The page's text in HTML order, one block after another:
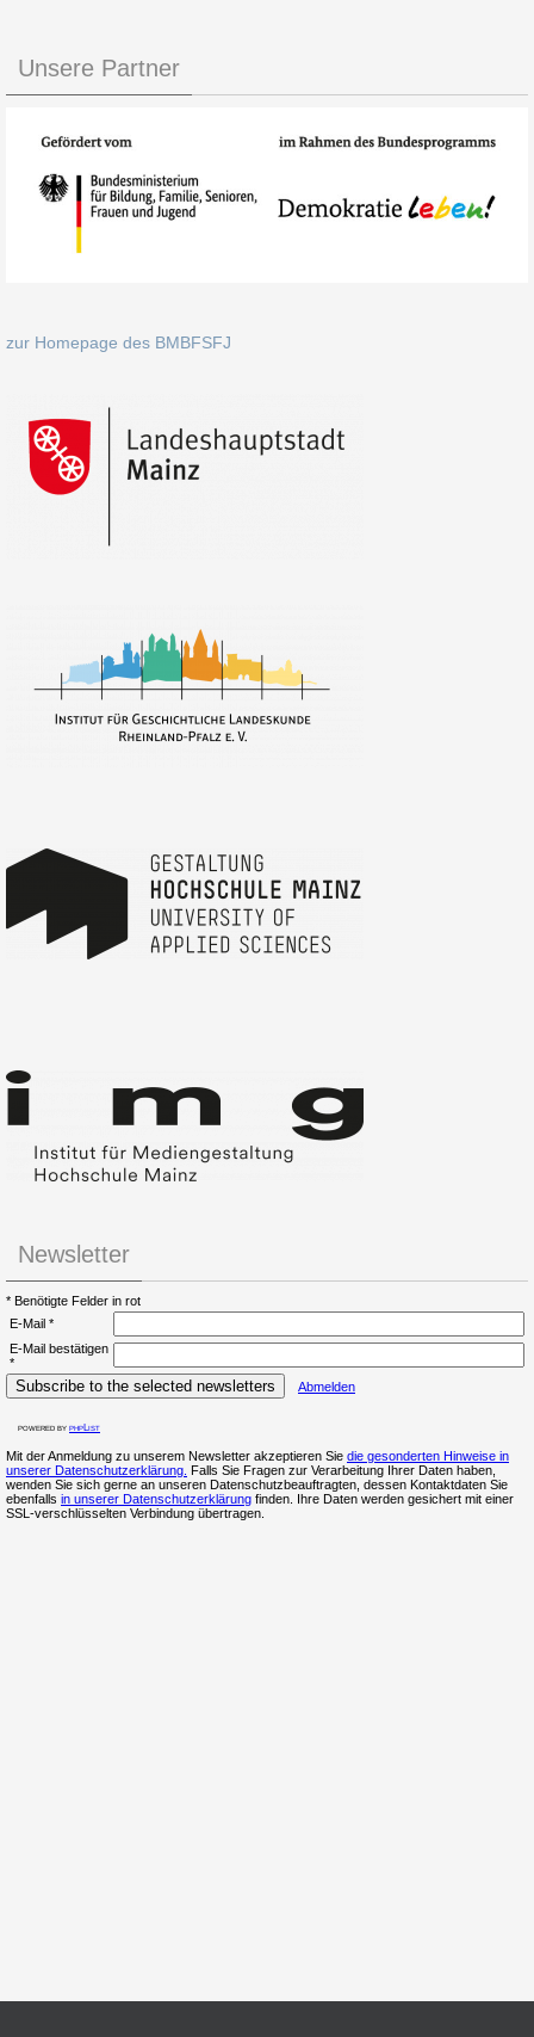
Unsere Partner
zur Homepage des BMBFSFJ
Newsletter